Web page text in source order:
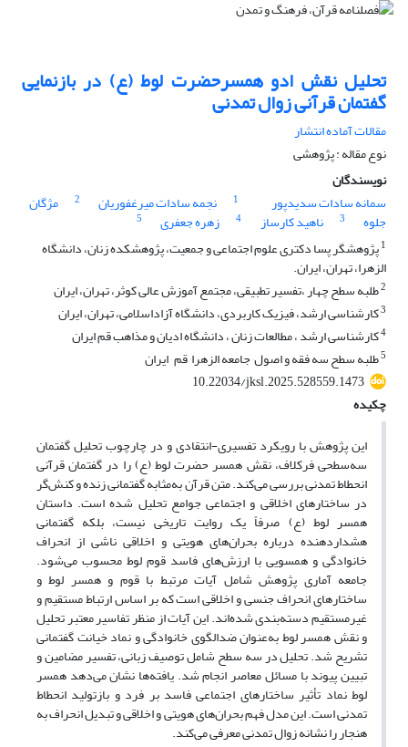
تحلیل نقش ادو همسرحضرت لوط (ع) در بازنمایی
گفتمان قرآنی زوال تمدنی
مقالات آماده انتشار
نوع مقاله : پژوهشی
نویسندگان
سمانه سادات سدیدپور
1 نجمه سادات میرغفوریان 2 مژگان
جلوه 3 ناهید کارساز 4 زهره جعفری
5
1پژوهشگر پسا دکتری علوم اجتماعی و جمعیت، پژوهشکده زنان، دانشگاه
الزهرا، تهران، ایران.
2طلبه سطح چهار ،تفسیر تطبیقی، مجتمع آموزش عالی کوثر، تهران، ایران
3کارشناسی ارشد، فیزیک کاربردی، دانشگاه آزاداسلامی، تهران، ایران
4کارشناسی ارشد ، مطالعات زنان ، دانشگاه ادیان و مذاهب قم ایران
5طلبه سطح سه فقه و اصول٬ جامعه الزهرا٬ قم ٬ ایران
10.22034/jksl.2025.528559.1473
چکیده
این پژوهش با رویکرد تفسیری-انتقادی و در چارچوب تحلیل گفتمان
سه‌سطحی فرکلاف، نقش همسر حضرت لوط (ع) را در گفتمان قرآنی
انحطاط تمدنی بررسی می‌کند. متن قرآن به‌مثابه گفتمانی زنده و کنش‌گر
در ساختارهای اخلاقی و اجتماعی جوامع تحلیل شده است. داستان
همسر لوط (ع) صرفاً یک روایت تاریخی نیست، بلکه گفتمانی
هشداردهنده درباره بحران‌های هویتی و اخلاقی ناشی از انحراف
خانوادگی و همسویی با ارزش‌های فاسد قوم لوط محسوب می‌شود.
جامعه آماری پژوهش شامل آیات مرتبط با قوم و همسر لوط و
ساختارهای انحراف جنسی و اخلاقی است که بر اساس ارتباط مستقیم و
غیرمستقیم دسته‌بندی شده‌اند. این آیات از منظر تفاسیر معتبر تحلیل
و نقش همسر لوط به‌عنوان ضدالگوی خانوادگی و نماد خیانت گفتمانی
تشریح شد. تحلیل در سه سطح شامل توصیف زبانی، تفسیر مضامین و
تبیین پیوند با مسائل معاصر انجام شد. یافته‌ها نشان می‌دهد همسر
لوط نماد تأثیر ساختارهای اجتماعی فاسد بر فرد و بازتولید انحطاط
تمدنی است. این مدل فهم بحران‌های هویتی و اخلاقی و تبدیل انحراف به
هنجار را نشانه زوال تمدنی معرفی می‌کند.